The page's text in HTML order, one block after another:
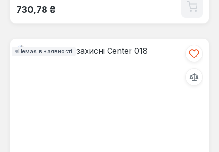
Звичайна ціна:
730,78 ₴
Немає в наявності